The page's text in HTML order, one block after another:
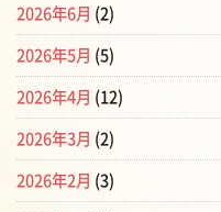
2026年6月 (2)
2026年5月 (5)
2026年4月 (12)
2026年3月 (2)
2026年2月 (3)